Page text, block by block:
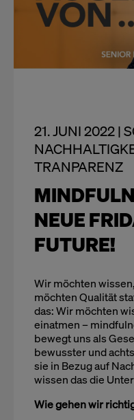
21. JUNI 2022 |
TRANPARENZ
NEUE
FUTURE!
Wir möchten
möchten Qualität
das: Wir möchten
einatmen –
bewegt uns als
bewusster und
sie in Bezug auf
wissen das die
Wie gehen wir